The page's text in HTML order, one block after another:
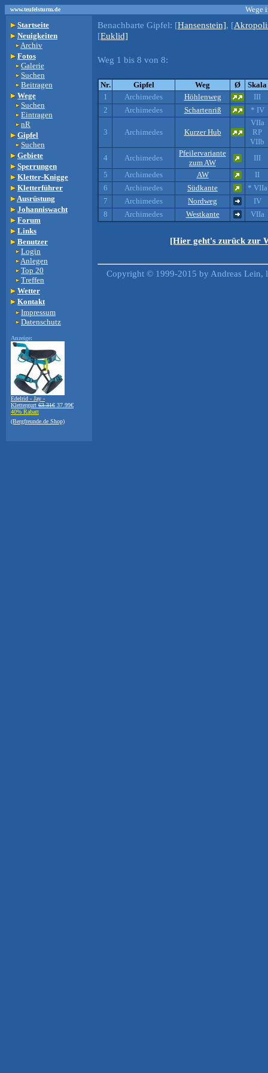
www.teufelsturm.de
Wege
Startseite
Neuigkeiten
Archiv
Fotos
Galerie
Suchen
Beitragen
Wege
Suchen
Eintragen
nR
Gipfel
Suchen
Gebiete
Sperrungen
Kletter-Knigge
Kletterführer
Ausrüstung
Johanniswacht
Forum
Links
Benutzer
Login
Anlegen
Top 20
Treffen
Wetter
Kontakt
Impressum
Datenschutz
Anzeige:
Edelrid - Jay -
Klettergurt 63.31€ 37.99€
40% Rabatt
(Bergfreunde.de Shop)
Benachbarte Gipfel: [Hansenstein], [
[Euklid]
Weg 1 bis 8 von 8:
Nr. Gipfel Weg Ø
Skala
1
Archimedes Höhlenweg
III
2
Archimedes Schartenriß * IV
3 Archimedes Kurzer Hub
VIIa
RP
VIIb
4
Archimedes
Pfeilervariante
zum AW
III
5
Archimedes AW
II
6
Archimedes Südkante
* VIIa
7
Archimedes Nordweg
IV
8
Archimedes Westkante VIIa
[Hier geht's zurück zur
Copyright © 1999-2015 by Andreas Lein,